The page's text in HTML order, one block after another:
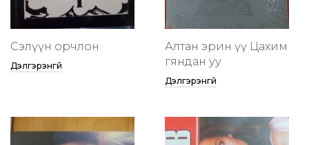
Сэлүүн орчлон
Дэлгэрэнгүй
Алтан эрин үү Цахим
гяндан уу
Дэлгэрэнгүй